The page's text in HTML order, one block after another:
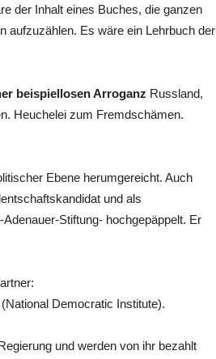
der Inhalt eines Buches, die ganzen
aufzuzählen. Es wäre ein Lehrbuch der
beispiellosen Arroganz Russland,
Heuchelei zum Fremdschämen.
Ebene herumgereicht. Auch
und als
Stiftung- hochgepäppelt. Er
(National Democratic Institute).
und werden von ihr bezahlt